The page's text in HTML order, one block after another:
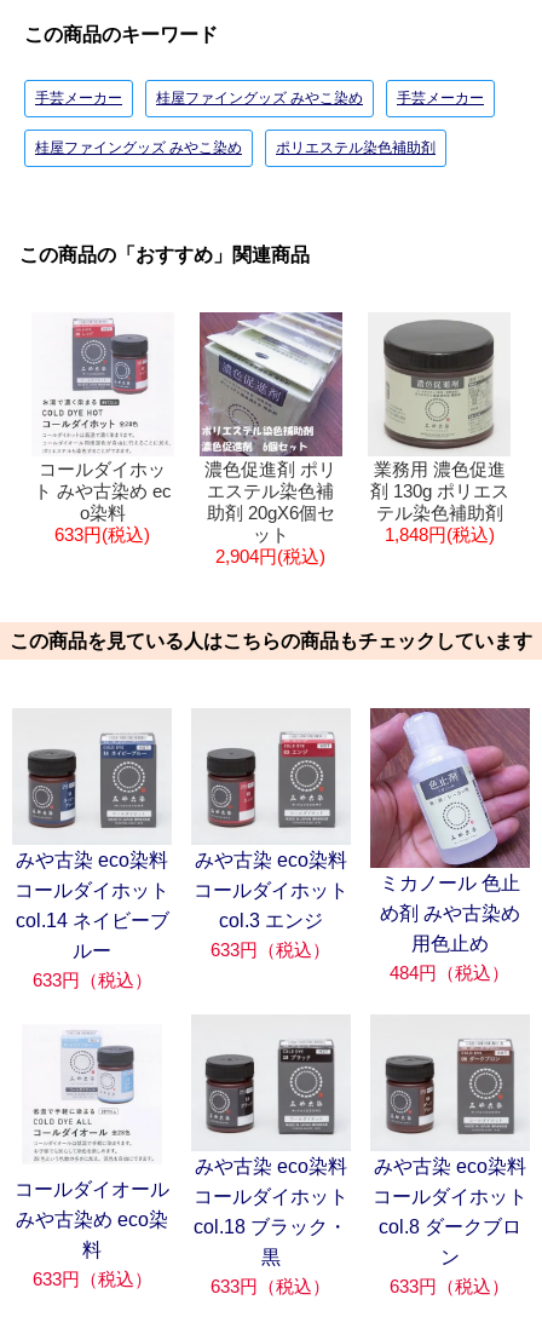
この商品のキーワード
手芸メーカー 桂屋ファイングッズ みやこ染め 手芸メーカー
桂屋ファイングッズ みやこ染め ポリエステル染色補助剤
この商品の「おすすめ」関連商品
コールダイホッ
ト みや古染め ec
o染料
633円(税込)
濃色促進剤 ポリ
エステル染色補
助剤 20gX6個セ
ット
2,904円(税込)
業務用 濃色促進
剤 130g ポリエス
テル染色補助剤
1,848円(税込)
この商品を見ている人はこちらの商品もチェックしています
みや古染 eco染料
コールダイホット
col.14 ネイビーブ
ルー
633円（税込）
みや古染 eco染料
コールダイホット
col.3 エンジ
633円（税込）
ミカノール 色止
め剤 みや古染め
用色止め
484円（税込）
コールダイオール
みや古染め eco染
料
633円（税込）
みや古染 eco染料
コールダイホット
col.18 ブラック・
黒
633円（税込）
みや古染 eco染料
コールダイホット
col.8 ダークブロ
ン
633円（税込）